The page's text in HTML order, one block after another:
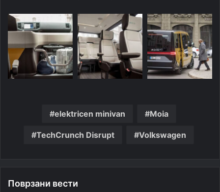
elektricen minivan Moia
TechCrunch Disrupt Volkswagen
Поврзани вести